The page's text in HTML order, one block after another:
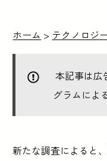
ホーム > テクノロジ
本記事は広
グラムによ
新たな調査によると